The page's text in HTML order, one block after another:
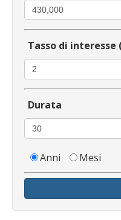
Tasso di interesse
Durata
Anni Mesi